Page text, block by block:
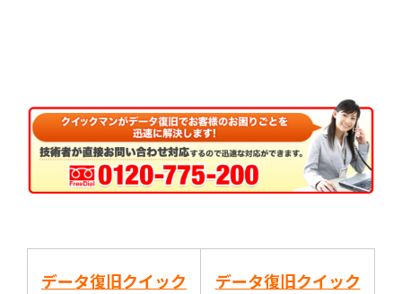
データ復旧クイック
データ復旧クイック